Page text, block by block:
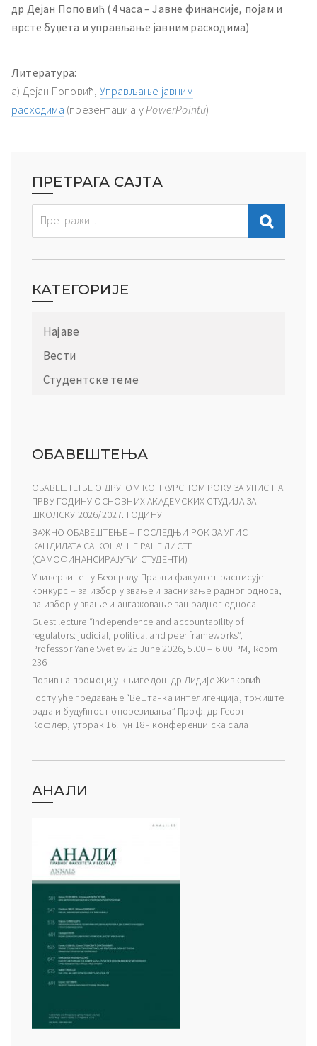
др Дејан Поповић (4 часа – Јавне финансије, појам и
врсте буџета и управљање јавним расходима)
Литература:
а) Дејан Поповић, Управљање јавним
расходима (презентација у PowerPointu)
ПРЕТРАГА САЈТА
КАТЕГОРИЈЕ
Најаве
Вести
Студентске теме
ОБАВЕШТЕЊА
ОБАВЕШТЕЊЕ О ДРУГОМ КОНКУРСНОМ РОКУ ЗА УПИС НА
ПРВУ ГОДИНУ ОСНОВНИХ АКАДЕМСКИХ СТУДИЈА ЗА
ШКОЛСКУ 2026/2027. ГОДИНУ
ВАЖНО ОБАВЕШТЕЊЕ – ПОСЛЕДЊИ РОК ЗА УПИС
КАНДИДАТА СА КОНАЧНЕ РАНГ ЛИСТЕ
(САМОФИНАНСИРАЈУЋИ СТУДЕНТИ)
Универзитет у Београду Правни факултет расписује
конкурс – за избор у звање и заснивање радног односа,
за избор у звање и ангажовање ван радног односа
Guest lecture “Independence and accountability of
regulators: judicial, political and peer frameworks”,
Professor Yane Svetiev 25 June 2026, 5.00 – 6.00 PM, Room
236
Позив на промоцију књиге доц. др Лидије Живковић
Гостујуће предавање “Вештачка интелигенција, тржиште
рада и будућност опорезивања” Проф. др Георг
Кофлер, уторак 16. јун 18ч конференцијска сала
АНАЛИ